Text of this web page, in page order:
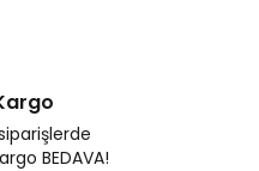
BEDAVA!